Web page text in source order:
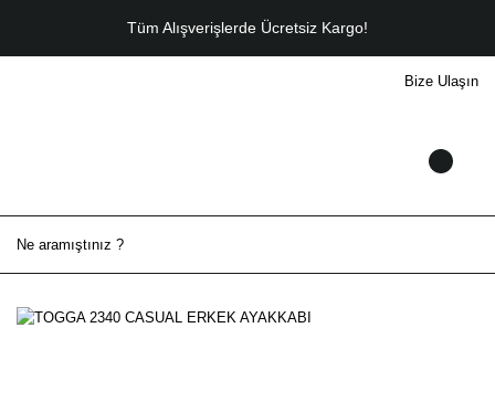
Tüm Alışverişlerde Ücretsiz Kargo!
Bize Ulaşın